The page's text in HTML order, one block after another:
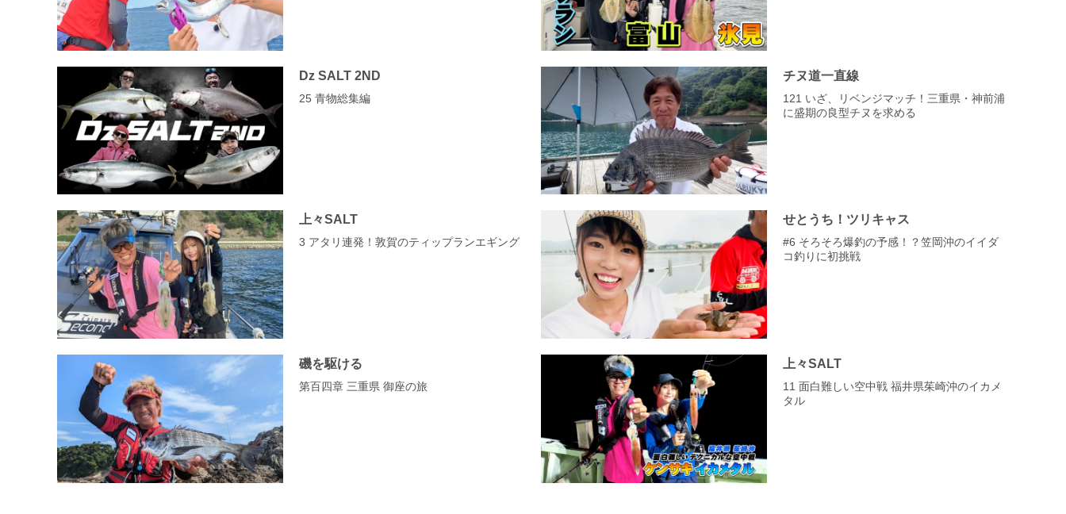
Dz SALT 2ND
25 青物総集編
チヌ道一直線
121 いざ、リベンジマッチ！三重県・神前浦
に盛期の良型チヌを求める
上々SALT
3 アタリ連発！敦賀のティップランエギング
せとうち！ツリキャス
#6 そろそろ爆釣の予感！？笠岡沖のイイダ
コ釣りに初挑戦
磯を駆ける
第百四章 三重県 御座の旅
上々SALT
11 面白難しい空中戦 福井県茱崎沖のイカメ
タル